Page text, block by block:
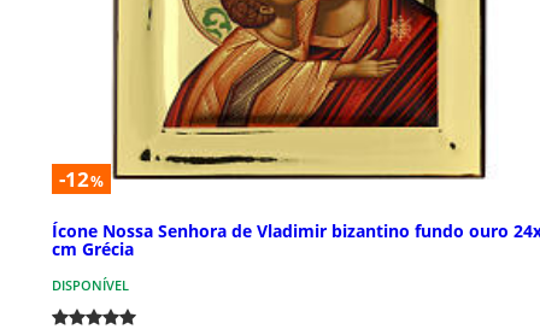
-12%
Ícone Nossa Senhora de Vladimir bizantino fundo ouro
cm Grécia
DISPONÍVEL